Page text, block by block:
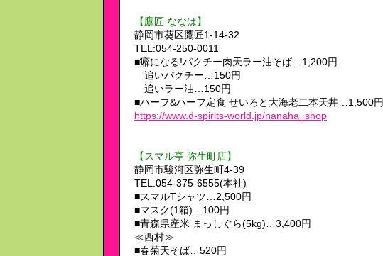
【鷹匠 ななは】
静岡市葵区鷹匠1-14-32
TEL:054-250-0011
■癖になる!パクチー肉天ラー油そば…1,200円
追いパクチー…150円
追いラー油…150円
■ハーフ&ハーフ定食 せいろと大海老二本天丼…1,500円
https://www.d-spirits-world.jp/nanaha_shop
【スマル亭 弥生町店】
静岡市駿河区弥生町4-39
TEL:054-375-6555(本社)
■スマルTシャツ…2,500円
■マスク(1箱)…100円
■青森県産米 まっしぐら(5kg)…3,400円
≪西村≫
■春菊天そば…520円